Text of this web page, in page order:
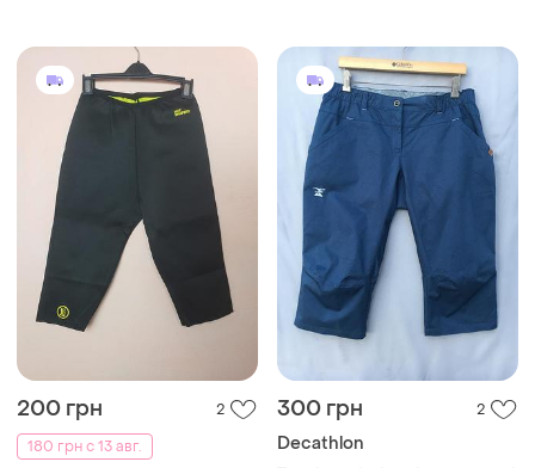
200 грн
2
180 грн с 13 авг.
300 грн 2
Decathlon